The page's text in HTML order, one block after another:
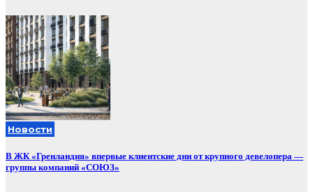
Новости
В ЖК «Гренландия» впервые клиентские дни от крупного девелопера —
группы компаний «СОЮЗ»